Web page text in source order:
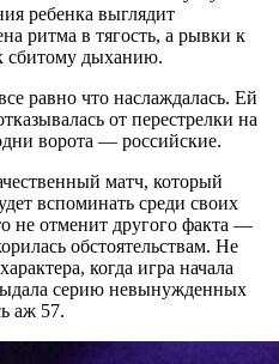
ребенка выглядит
ритма в тягость, а рывки к
сбитому дыханию.
равно что наслаждалась. Ей
от перестрелки на
ворота — российские.
матч, который
вспоминать среди своих
не отменит другого факта —
обстоятельствам. Не
когда игра начала
серию невынужденных
аж 57.